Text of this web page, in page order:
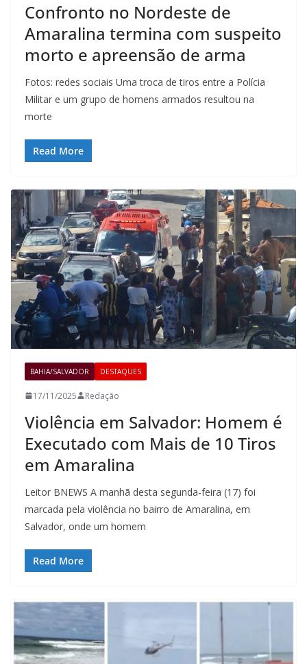
Confronto no Nordeste de
Amaralina termina com suspeito
morto e apreensão de arma
Fotos: redes sociais Uma troca de tiros entre a Polícia
Militar e um grupo de homens armados resultou na
morte
Read More
BAHIA/SALVADOR DESTAQUES
17/11/2025 Redação
Violência em Salvador: Homem é
Executado com Mais de 10 Tiros
em Amaralina
Leitor BNEWS A manhã desta segunda-feira (17) foi
marcada pela violência no bairro de Amaralina, em
Salvador, onde um homem
Read More